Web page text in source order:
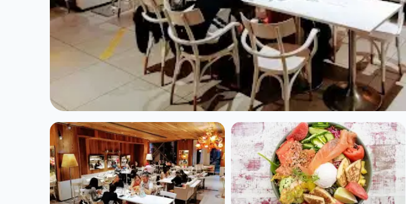
CUISINE EUROPÉENNE
Le Paradis Du Fruit à Lyon